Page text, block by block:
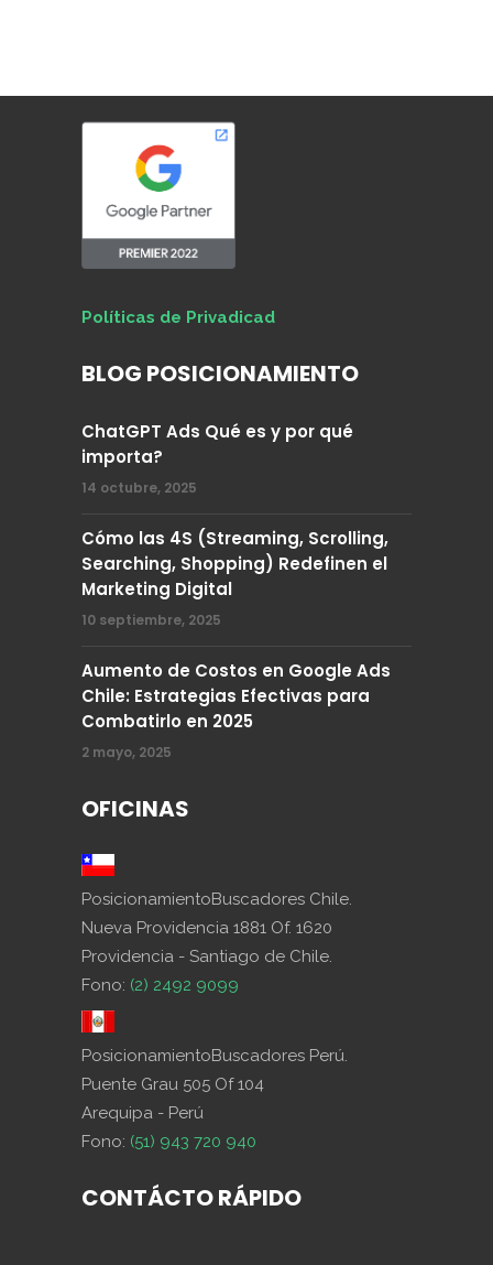
Políticas de Privadicad
BLOG POSICIONAMIENTO
ChatGPT Ads Qué es y por qué
importa?
14 octubre, 2025
Cómo las 4S (Streaming, Scrolling,
Searching, Shopping) Redefinen el
Marketing Digital
10 septiembre, 2025
Aumento de Costos en Google Ads
Chile: Estrategias Efectivas para
Combatirlo en 2025
2 mayo, 2025
OFICINAS
PosicionamientoBuscadores Chile.
Nueva Providencia 1881 Of. 1620
Providencia - Santiago de Chile.
Fono: (2) 2492 9099
PosicionamientoBuscadores Perú.
Puente Grau 505 Of 104
Arequipa - Perú
Fono: (51) 943 720 940
CONTÁCTO RÁPIDO